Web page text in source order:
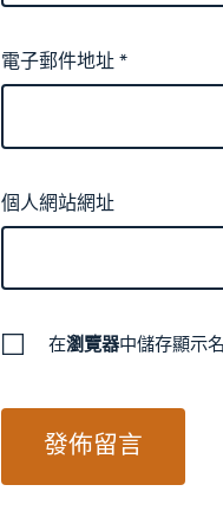
電子郵件地址*
個人網站網址
在瀏覽器中儲存顯示